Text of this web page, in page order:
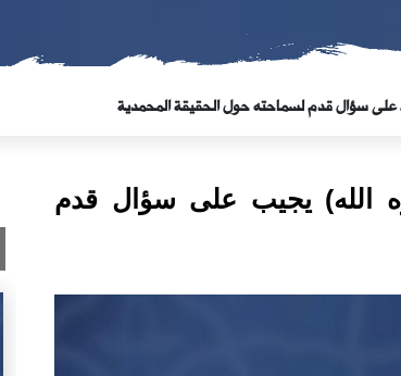
على سؤال قدم لسماحته حول الحقيقة المحمدية
الله) يجيب على سؤال قدم